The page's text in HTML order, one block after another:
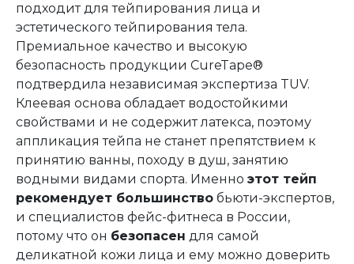
подходит для тейпирования лица и
эстетического тейпирования тела.
Премиальное качество и высокую
безопасность продукции CureTape®
подтвердила независимая экспертиза TUV.
Клеевая основа обладает водостойкими
свойствами и не содержит латекса, поэтому
аппликация тейпа не станет препятствием к
принятию ванны, походу в душ, занятию
водными видами спорта. Именно этот тейп
рекомендует большинство бьюти-экспертов,
и специалистов фейс-фитнеса в России,
потому что он безопасен для самой
деликатной кожи лица и ему можно доверить